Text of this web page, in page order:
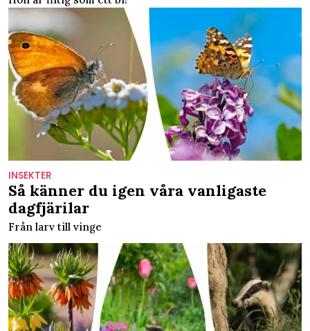
INSEKTER
Så känner du igen våra vanligaste
dagfjärilar
Från larv till vinge